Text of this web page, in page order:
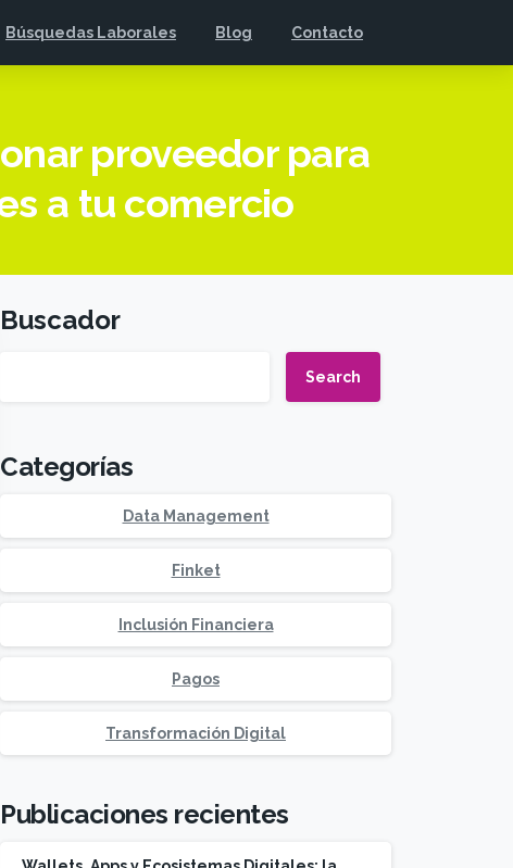
Búsquedas Laborales Blog Contacto
proveedor para
a tu comercio
Buscador
Search
Categorías
Data Management
Finket
Inclusión Financiera
Pagos
Transformación Digital
Publicaciones recientes